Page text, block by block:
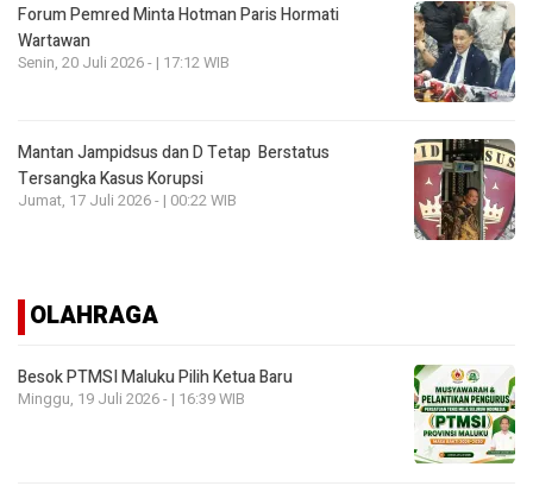
Forum Pemred Minta Hotman Paris Hormati
Wartawan
Senin, 20 Juli 2026 - | 17:12 WIB
Mantan Jampidsus dan D Tetap Berstatus
Tersangka Kasus Korupsi
Jumat, 17 Juli 2026 - | 00:22 WIB
OLAHRAGA
Besok PTMSI Maluku Pilih Ketua Baru
Minggu, 19 Juli 2026 - | 16:39 WIB